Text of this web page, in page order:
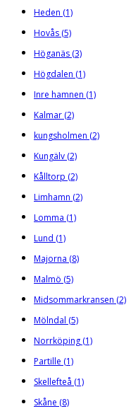
Heden (1)
Hovås (5)
Höganäs (3)
Högdalen (1)
Inre hamnen (1)
Kalmar (2)
kungsholmen (2)
Kungälv (2)
Kålltorp (2)
Limhamn (2)
Lomma (1)
Lund (1)
Majorna (8)
Malmö (5)
Midsommarkransen (2)
Mölndal (5)
Norrköping (1)
Partille (1)
Skellefteå (1)
Skåne (8)